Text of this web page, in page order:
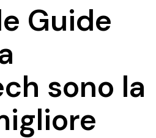
Guide
sono la